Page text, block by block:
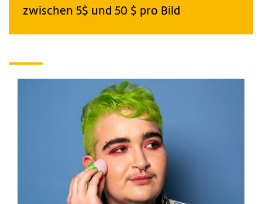
zwischen 5$ und 50 $ pro Bild